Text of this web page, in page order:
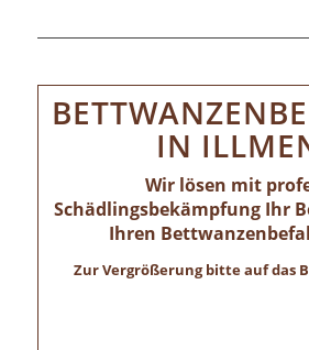
IN
Wir lösen mit
Schädlingsbekämpfung Ihr
Ihren
Zur Vergrößerung bitte auf das